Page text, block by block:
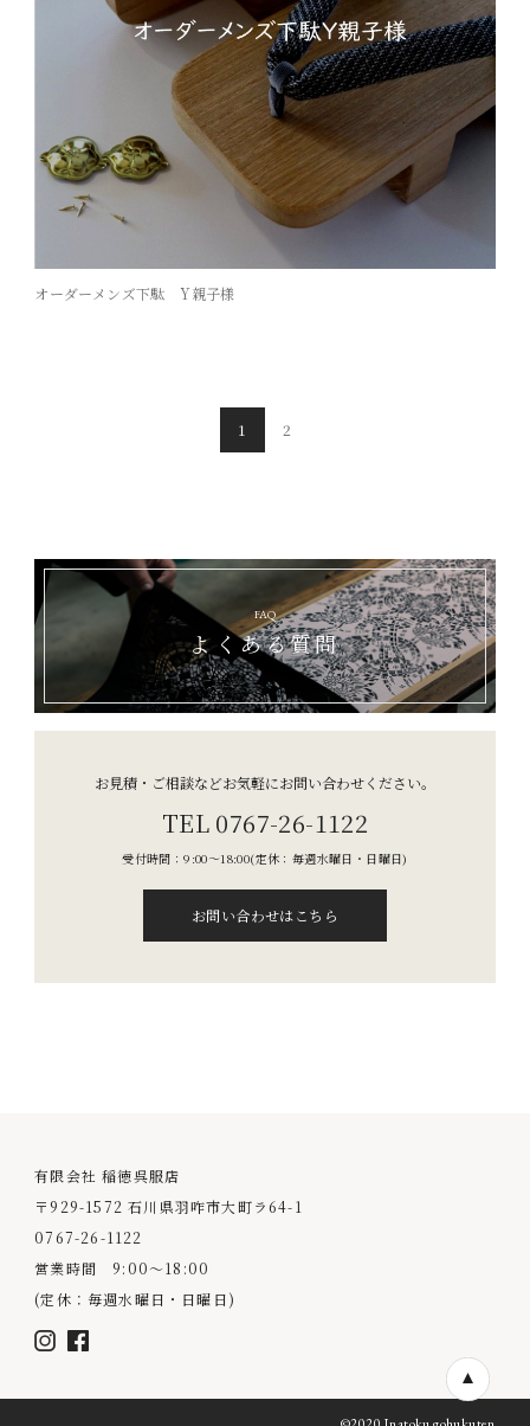
オーダーメンズ下駄 Y親子様
1 2
FAQ
よくある質問
お見積・ご相談などお気軽にお問い合わせください。
TEL 0767-26-1122
受付時間：9:00〜18:00(定休：毎週水曜日・日曜日)
お問い合わせはこちら
有限会社 稲徳呉服店
〒929-1572 石川県羽咋市大町ラ64-1
0767-26-1122
営業時間 9:00〜18:00
(定休：毎週水曜日・日曜日)